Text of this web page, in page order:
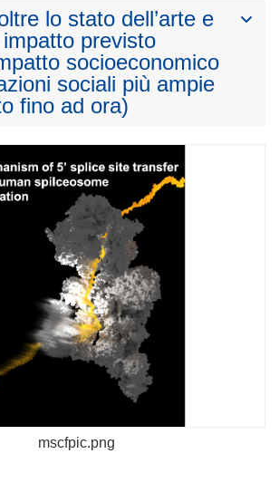
lo stato dell’arte e
previsto
socioeconomico
sociali più ampie
fino ad ora)
mscfpic.png